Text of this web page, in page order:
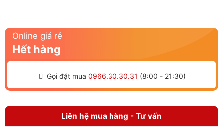
Online giá rẻ
Hết hàng
Gọi đặt mua 0966.30.30.31 (8:00 - 21:30)
Liên hệ mua hàng - Tư vấn